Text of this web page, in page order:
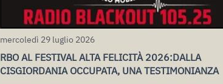
mercoledì 29 luglio 2026
RBO AL FESTIVAL ALTA FELICITÀ 2026:DALLA
CISGIORDANIA OCCUPATA, UNA TESTIMONIANZA